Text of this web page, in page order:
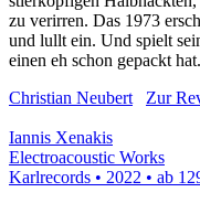
zu verirren. Das 1973
und lullt ein. Und spielt
einen eh schon gepackt hat.
Christian Neubert
Zur
Iannis Xenakis
Electroacoustic Works
Karlrecords • 2022 • ab